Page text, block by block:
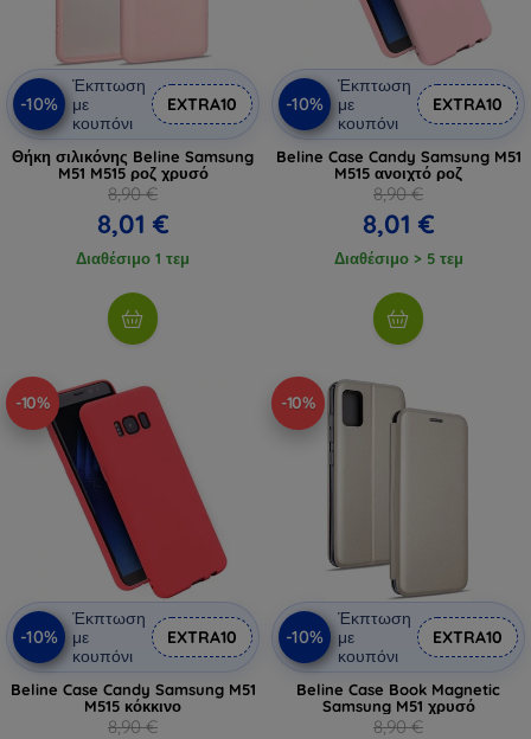
-10%
Έκπτωση
με
κουπόνι
EXTRA10
Θήκη σιλικόνης Beline Samsung
M51 M515 ροζ χρυσό
8,90 €
8,01 €
Διαθέσιμο 1 τεμ
-10%
Έκπτωση
με
κουπόνι
EXTRA10
Beline Case Candy Samsung M51
M515 ανοιχτό ροζ
8,90 €
8,01 €
Διαθέσιμο > 5 τεμ
-10%
-10%
Έκπτωση
με
κουπόνι
EXTRA10
Beline Case Candy Samsung M51
M515 κόκκινο
8,90 €
-10%
-10%
Έκπτωση
με
κουπόνι
EXTRA10
Beline Case Book Magnetic
Samsung M51 χρυσό
8,90 €